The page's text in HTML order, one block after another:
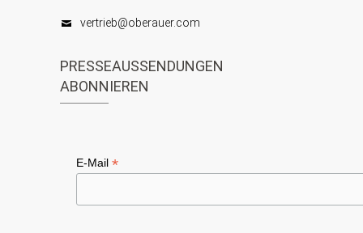
vertrieb@oberauer.com
PRESSEAUSSENDUNGEN
ABONNIEREN
E-Mail *